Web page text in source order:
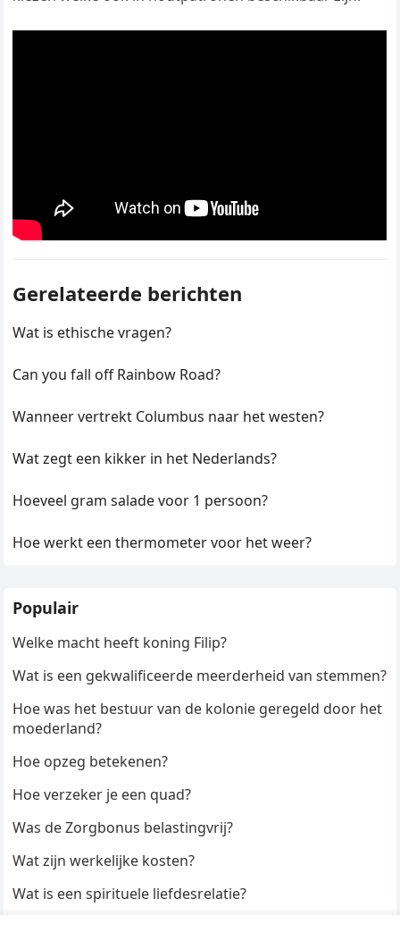
Gerelateerde berichten
Wat is ethische vragen?
Can you fall off Rainbow Road?
Wanneer vertrekt Columbus naar het westen?
Wat zegt een kikker in het Nederlands?
Hoeveel gram salade voor 1 persoon?
Hoe werkt een thermometer voor het weer?
Populair
Welke macht heeft koning Filip?
Wat is een gekwalificeerde meerderheid van stemmen?
Hoe was het bestuur van de kolonie geregeld door het
moederland?
Hoe opzeg betekenen?
Hoe verzeker je een quad?
Was de Zorgbonus belastingvrij?
Wat zijn werkelijke kosten?
Wat is een spirituele liefdesrelatie?